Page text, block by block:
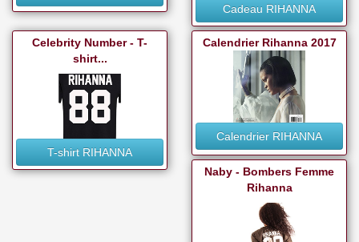
Cadeau RIHANNA
Celebrity Number - T-
shirt...
T-shirt RIHANNA
Calendrier Rihanna 2017
Calendrier RIHANNA
Naby - Bombers Femme
Rihanna